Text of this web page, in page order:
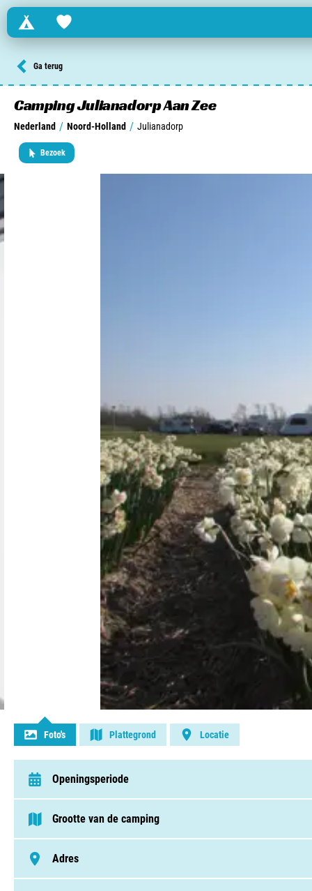
Campings Favorites
Zoek een camping in ...
Nederland
Begië
Luxemburg
Nieuws / blog
Over Campingzoeker
Veel gestelde vragen
Meld mijn camping aan
Samenwerken / adverteren
Ga terug
Camping Julianadorp Aan Zee
Nederland / Noord-Holland / Julianadorp
Bezoek
Foto's Plattegrond Locatie
Openingsperiode
van 15 maart t/m 31 oktober
Grootte van de camping
< 75 plaatsen
Adres
Julianadorp Aan Zee, 1787 CH Julianadorp, Nederland